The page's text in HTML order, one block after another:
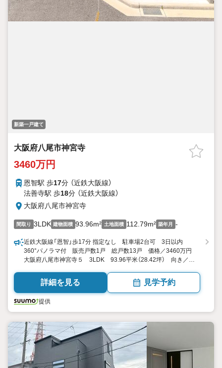
新築一戸建て
大阪府八尾市神宮寺
3460万円
恩智駅 歩17分 （近鉄大阪線）
法善寺駅 歩18分 （近鉄大阪線）
大阪府八尾市神宮寺
間取り 3LDK 建物面積 93.96m² 土地面積 112.79m² 築年月 -
近鉄大阪線「恩智」歩17分 指定なし 駐車場2台可 3日以内
360°パノラマ付 販売戸数1戸 総戸数13戸 価格／3460万円
大阪府八尾市神宮寺５ 3LDK 93.96平米（28.42坪） 向き／▼
詳細を見る 見学予約
提供